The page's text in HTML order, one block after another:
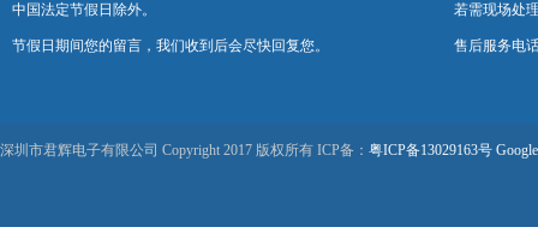
中国法定节假日除外。
节假日期间您的留言，我们收到后会尽快回复您。
若需现场处
售后服务电
深圳市君辉电子有限公司 Copyright 2017 版权所有 ICP备： 粤ICP备13029163号